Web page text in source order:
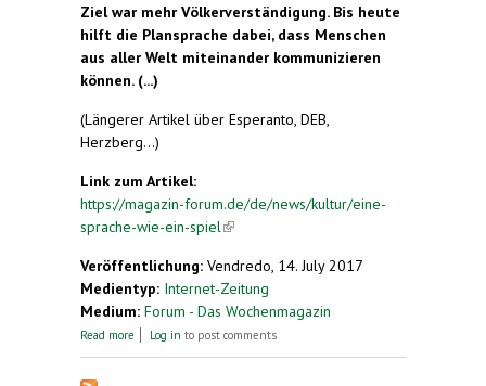
Ziel war mehr Völkerverständigung. Bis heute
hilft die Plansprache dabei, dass Menschen
aus aller Welt miteinander kommunizieren
können. (...)
(Längerer Artikel über Esperanto, DEB,
Herzberg...)
Link zum Artikel:
https://magazin-forum.de/de/news/kultur/eine-
sprache-wie-ein-spiel (link is external)
Veröffentlichung: Vendredo, 14. July 2017
Medientyp: Internet-Zeitung
Medium: Forum - Das Wochenmagazin
Read more about Eine Sprache wie ein Spiel
Log in to post comments